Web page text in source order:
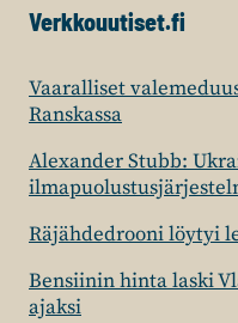
Verkkouutiset.fi
Vaaralliset
Ranskassa
Alexander Stubb:
Räjähdedrooni löytyi
Bensiinin hinta laski
ajaksi